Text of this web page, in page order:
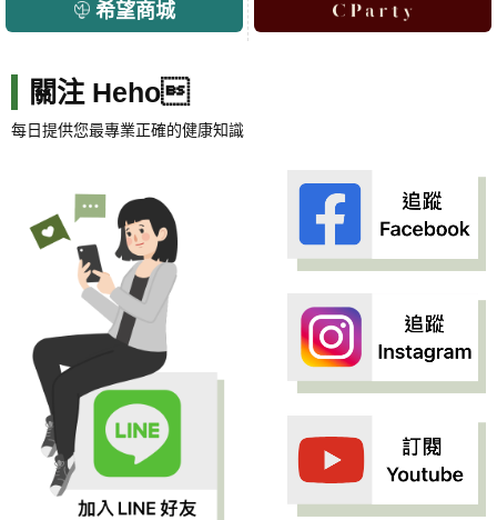
希望商城
關注 Heho
每日提供您最專業正確的健康知識